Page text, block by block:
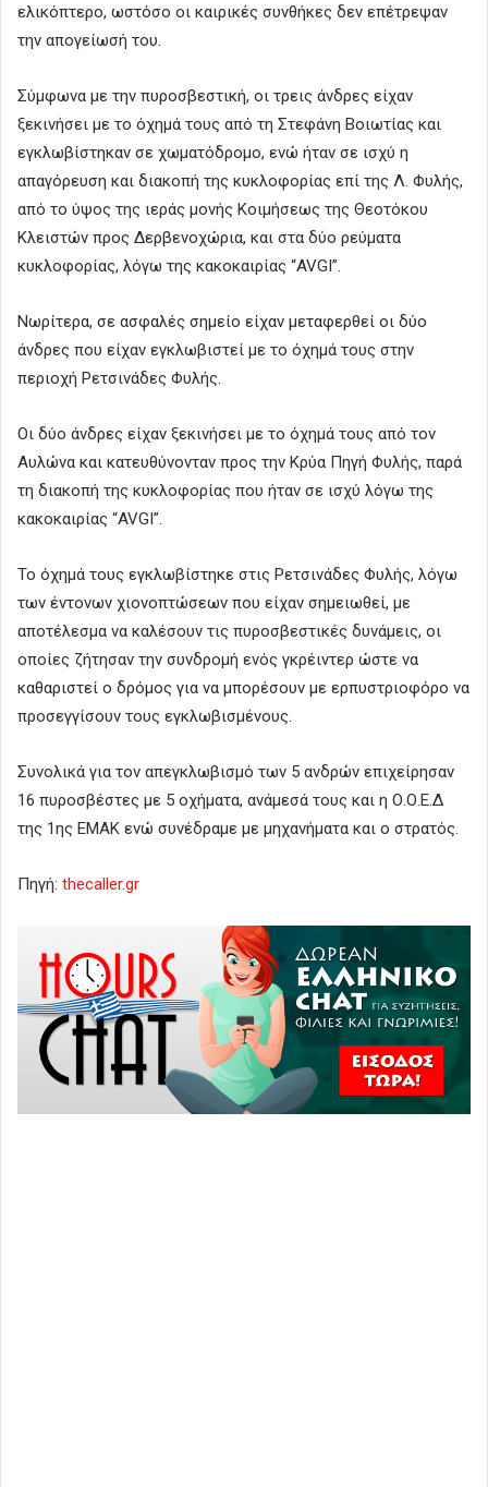
ελικόπτερο, ωστόσο οι καιρικές συνθήκες δεν επέτρεψαν
την απογείωσή του.
Σύμφωνα με την πυροσβεστική, οι τρεις άνδρες είχαν
ξεκινήσει με το όχημά τους από τη Στεφάνη Βοιωτίας και
εγκλωβίστηκαν σε χωματόδρομο, ενώ ήταν σε ισχύ η
απαγόρευση και διακοπή της κυκλοφορίας επί της Λ. Φυλής,
από το ύψος της ιεράς μονής Κοιμήσεως της Θεοτόκου
Κλειστών προς Δερβενοχώρια, και στα δύο ρεύματα
κυκλοφορίας, λόγω της κακοκαιρίας “AVGI”.
Νωρίτερα, σε ασφαλές σημείο είχαν μεταφερθεί οι δύο
άνδρες που είχαν εγκλωβιστεί με το όχημά τους στην
περιοχή Ρετσινάδες Φυλής.
Οι δύο άνδρες είχαν ξεκινήσει με το όχημά τους από τον
Αυλώνα και κατευθύνονταν προς την Κρύα Πηγή Φυλής, παρά
τη διακοπή της κυκλοφορίας που ήταν σε ισχύ λόγω της
κακοκαιρίας “AVGI”.
Το όχημά τους εγκλωβίστηκε στις Ρετσινάδες Φυλής, λόγω
των έντονων χιονοπτώσεων που είχαν σημειωθεί, με
αποτέλεσμα να καλέσουν τις πυροσβεστικές δυνάμεις, οι
οποίες ζήτησαν την συνδρομή ενός γκρέιντερ ώστε να
καθαριστεί ο δρόμος για να μπορέσουν με ερπυστριοφόρο να
προσεγγίσουν τους εγκλωβισμένους.
Συνολικά για τον απεγκλωβισμό των 5 ανδρών επιχείρησαν
16 πυροσβέστες με 5 οχήματα, ανάμεσά τους και η Ο.Ο.Ε.Δ
της 1ης ΕΜΑΚ ενώ συνέδραμε με μηχανήματα και ο στρατός.
Πηγή: thecaller.gr